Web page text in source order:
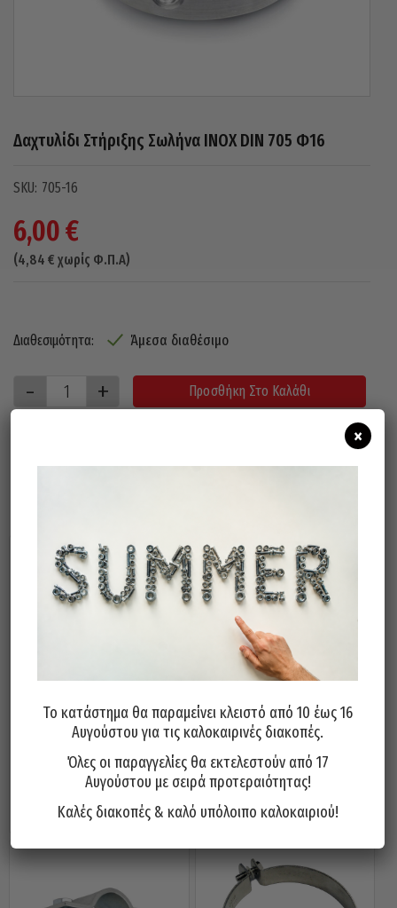
Δαχτυλίδι Στήριξης Σωλήνα INOX DIN 705 Φ16
705-16
6,00€
(4,84 € χωρίς Φ.Π.Α)
Διαθεσιμότητα: Άμεσα διαθέσιμο
Προσθήκη Στο Καλάθι
Στήριγμα Σωλήνα INOX 316 A4
W5 Φ110
12,90€
Προσθήκη στο καλάθι
Στήριγμα Σωλήνα INOX 316 A4
W5 Φ100
12,40€
Προσθήκη στο καλάθι
Το κατάστημα θα παραμείνει κλειστό από 10 έως 16
Αυγούστου για τις καλοκαιρινές διακοπές.
Όλες οι παραγγελίες θα εκτελεστούν από 17
Αυγούστου με σειρά προτεραιότητας!
Καλές διακοπές & καλό υπόλοιπο καλοκαιριού!
×